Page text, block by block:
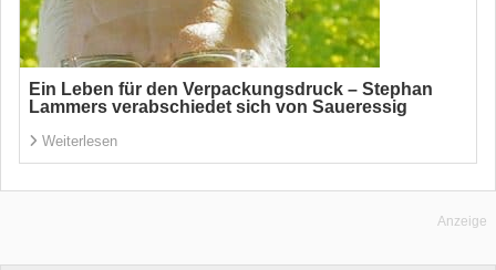
Ein Leben für den Verpackungsdruck – Stephan
Lammers verabschiedet sich von Saueressig
Weiterlesen
Anzeige